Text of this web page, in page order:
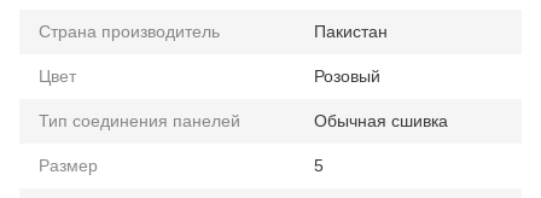
Страна производитель Пакистан
Цвет Розовый
Тип соединения панелей Обычная сшивка
Размер 5